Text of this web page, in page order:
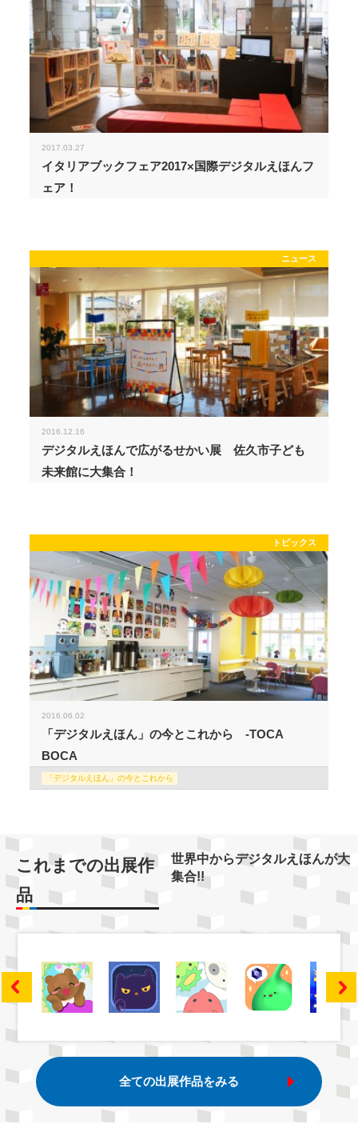
2017.03.27
イタリアブックフェア2017×国際デジタルえほんフ
ェア！
ニュース
2016.12.16
デジタルえほんで広がるせかい展 佐久市子ども
未来館に大集合！
トピックス
2016.06.02
「デジタルえほん」の今とこれから -TOCA
BOCA
「デジタルえほん」の今とこれから
これまでの出展作
品
世界中からデジタルえほんが大
集合!!
全ての出展作品をみる